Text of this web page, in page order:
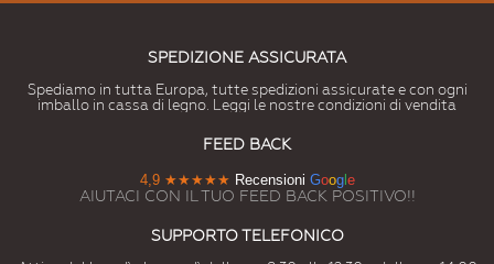
SPEDIZIONE ASSICURATA
Spediamo in tutta Europa, tutte spedizioni assicurate e con ogni
imballo in cassa di legno. Leggi le nostre condizioni di vendita
FEED BACK
4,9 ★★★★★ Recensioni Googl e
AIUTACI CON IL TUO FEED BACK POSITIVO!!
SUPPORTO TELEFONICO